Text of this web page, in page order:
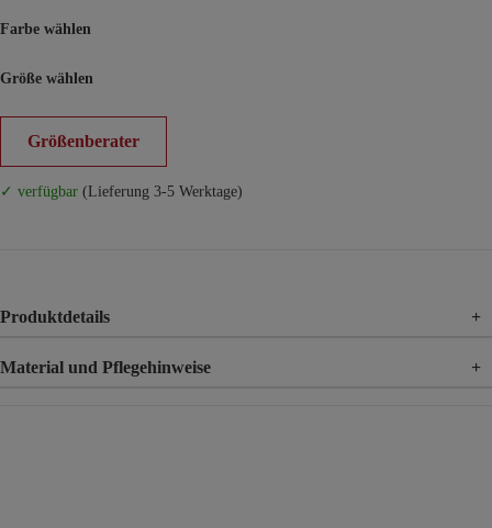
Farbe wählen
Größe wählen
Größenberater
✓ verfügbar (Lieferung 3-5 Werktage)
Produktdetails +
Material und Pflegehinweise +